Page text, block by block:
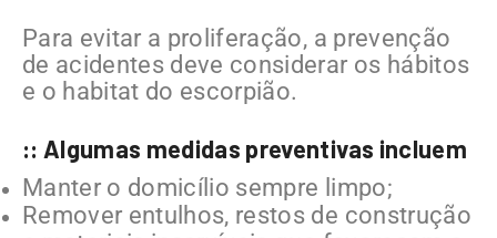
Para evitar a proliferação, a prevenção
de acidentes deve considerar os hábitos
e o habitat do escorpião.
:: Algumas medidas preventivas incluem
Manter o domicílio sempre limpo;
Remover entulhos, restos de construção